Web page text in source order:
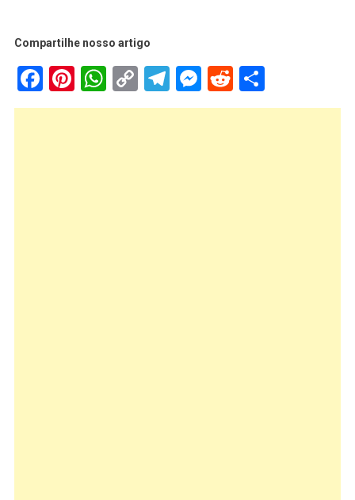
Compartilhe nosso artigo
Facebook
Pinterest
WhatsApp
Copy
Link
Telegram
Messenger
Reddit
Share